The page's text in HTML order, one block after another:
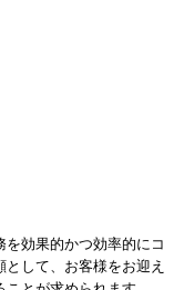
効果的かつ効率的にコ
して、お客様をお迎え